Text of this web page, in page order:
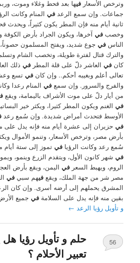
وترخص الأسعارفيها بعد قحط وغلاء وموت،
جماعات. وإن سمع الرعدفي المنام وكانت
ثانية أيام منه فإن المطر يكون كثيراً، ويحدث
وخصبفي آخرها، ويكون الجراد بأرض الكوفة
الناسفي جوع شديد، ويفتح المسلمون
والترك قتال لفترة طويلة، وتخصب الشام
كانفي العاشر دلّ على قلة المطرفي ذلك
تعالى أعلم وبغيبه أحكم.. وإن كانفي تسع
والفرج والسرور. وإن سمعفي المنام رعدا
من أيار دلّ على موت الأشراف باليمامة، ويقع
في الغنم ويكون المطر كثيرا، ويكثر خير
الأوسط فتحدث أمراض شديدة. وإن سُمع رعد
في حزيران إلى عشرة أيام منه فإنه يدل على
بأرض مصر، وترخص الأسعار، وتنمو الأموال
سُمع رعد وكانت الرؤيافي تموز إلى ستة أيام
في شهر كانون الأول، ويتقدم الزرع وينمو،
الروم، ويهبط السعرفي اليمن، ويقع بأرض
مصر شر من جهة الملك، ويقعفيهم سبيفي
المشرق يحملهم إلى أرضه أسرى. وإن كان
بقين منه فإنه يدل على السلامةفي جميع
و تأويل رؤيا الرعد ←
حلم و تأويل رؤيا
تعبير الأحلام ؟
56